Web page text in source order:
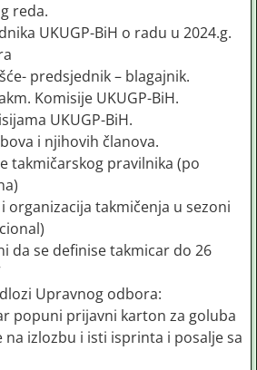
reda.
UKUGP-BiH o radu u 2024.g.
predsjednik – blagajnik.
Komisije UKUGP-BiH.
UKUGP-BiH.
i njihovih članova.
takmičarskog pravilnika (po
organizacija takmičenja u sezoni
da se definise takmicar do 26
Upravnog odbora:
popuni prijavni karton za goluba
na izlozbu i isti isprinta i posalje sa